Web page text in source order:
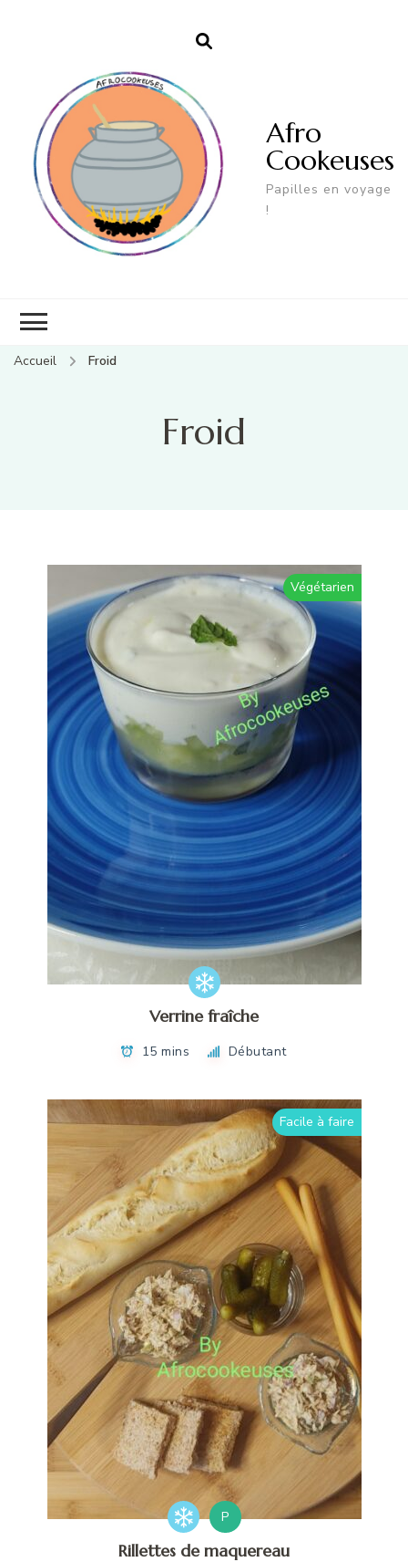
Afro
Cookeuses
Papilles en voyage
!
Accueil Froid
Froid
Végétarien
Verrine fraîche
15 mins Débutant
Facile à faire
P
Rillettes de maquereau